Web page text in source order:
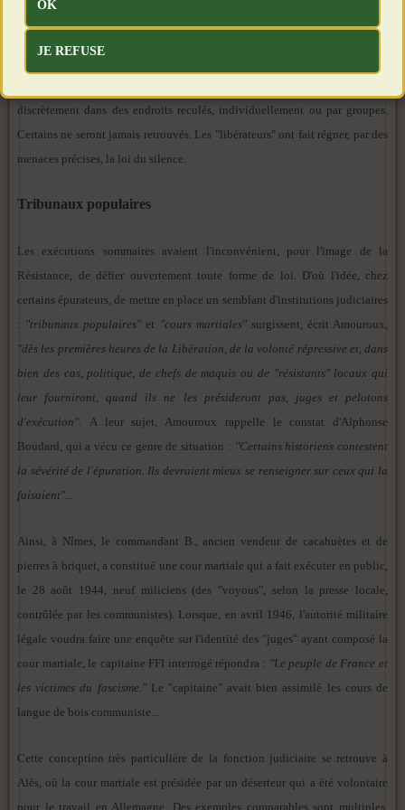
résultat ne sera jamais publié. Il en ira de même pour les cadavres retrouvés
dans des rues discrètes ou des terrains vagues. Ce qui se passe à Lyon se
discrètement dans des endroits reculés, individuellement ou par groupes.
Certains ne seront jamais retrouvés. Les "libérateurs" ont fait régner, par des
menaces précises, la loi du silence.
Tribunaux populaires
Les exécutions sommaires avaient l'inconvénient, pour l'image de la
Résistance, de défier ouvertement toute forme de loi. D'où l'idée, chez
certains épurateurs, de mettre en place un semblant d'institutions judiciaires
: "tribunaux populaires" et "cours martiales"surgissent, écrit Amouroux,
"dès les premières heures de la Libération, de la volonté répressive et, dans
bien des cas, politique, de chefs de maquis ou de "résistants" locaux qui
leur fourniront, quand ils ne les présideront pas, juges et pelotons
d'exécution". A leur sujet, Amouroux rappelle le constat d'Alphonse
Boudard, qui a vécu ce genre de situation : "Certains historiens contestent
la sévérité de l'épuration. Ils devraient mieux se renseigner sur ceux qui la
faisaient"...
Ainsi, à Nîmes, le commandant B., ancien vendeur de cacahuètes et de
pierres à briquet, a constitué une cour martiale qui a fait exécuter en public,
le 28 août 1944, neuf miliciens (des "voyous", selon la presse locale,
contrôlée par les communistes). Lorsque, en avril 1946, l'autorité militaire
légale voudra faire une enquête sur l'identité des "juges" ayant composé la
cour martiale, le capitaine FFI interrogé répondra : "Le peuple de France et
les victimes du fascisme." Le "capitaine" avait bien assimilé les cours de
langue de bois communiste...
Cette conception très particulière de la fonction judiciaire se retrouve à
Alès, où la cour martiale est présidée par un déserteur qui a été volontaire
pour le travail en Allemagne. Des exemples comparables sont multiples.
OK
JE REFUSE